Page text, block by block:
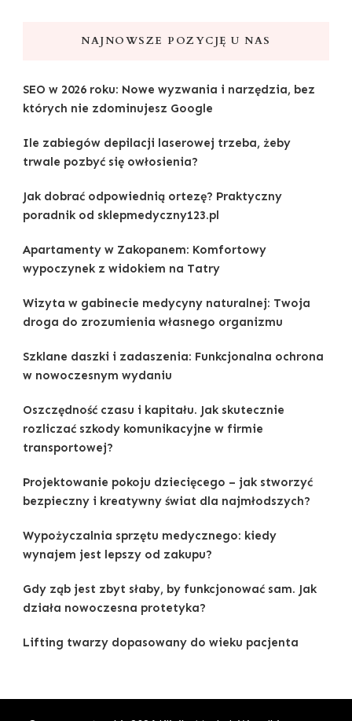
NAJNOWSZE POZYCJĘ U NAS
SEO w 2026 roku: Nowe wyzwania i narzędzia, bez
których nie zdominujesz Google
Ile zabiegów depilacji laserowej trzeba, żeby
trwale pozbyć się owłosienia?
Jak dobrać odpowiednią ortezę? Praktyczny
poradnik od sklepmedyczny123.pl
Apartamenty w Zakopanem: Komfortowy
wypoczynek z widokiem na Tatry
Wizyta w gabinecie medycyny naturalnej: Twoja
droga do zrozumienia własnego organizmu
Szklane daszki i zadaszenia: Funkcjonalna ochrona
w nowoczesnym wydaniu
Oszczędność czasu i kapitału. Jak skutecznie
rozliczać szkody komunikacyjne w firmie
transportowej?
Projektowanie pokoju dziecięcego – jak stworzyć
bezpieczny i kreatywny świat dla najmłodszych?
Wypożyczalnia sprzętu medycznego: kiedy
wynajem jest lepszy od zakupu?
Gdy ząb jest zbyt słaby, by funkcjonować sam. Jak
działa nowoczesna protetyka?
Lifting twarzy dopasowany do wieku pacjenta